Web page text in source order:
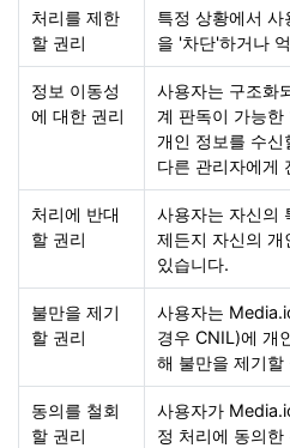
처리를 제한
할 권리
특정 상황에서
을 '차단'하거나
정보 이동성
에 대한 권리
사용자는 구조화
계 판독이 가능
개인 정보를 수
다른 관리자에게
처리에 반대
할 권리
사용자는 자신의
제든지 자신의 개
있습니다.
불만을 제기
할 권리
사용자는
경우 CNIL)에 개
해 불만을 제기할
동의를 철회
할 권리
사용자가
정 처리에 동의한